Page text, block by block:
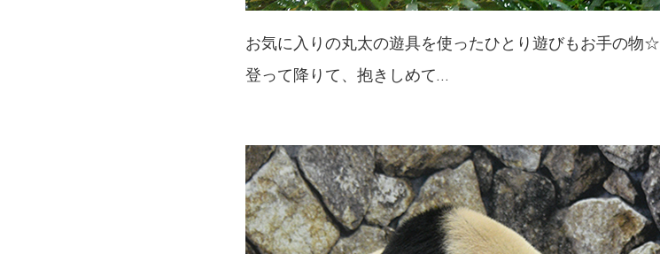
お気に入りの丸太の遊具を使ったひとり遊びもお手の物☆
登って降りて、抱きしめて…